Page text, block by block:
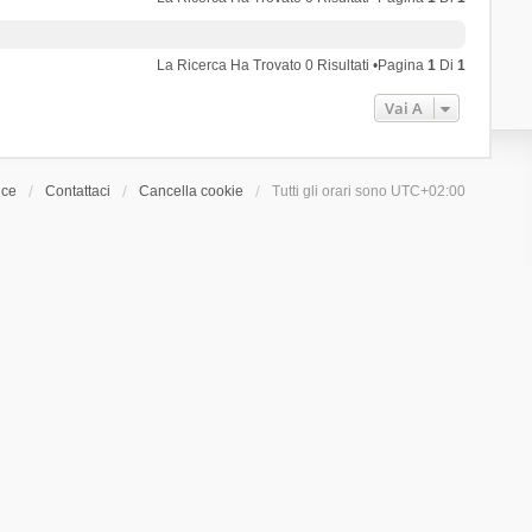
La Ricerca Ha Trovato 0 Risultati •Pagina1 Di1
Vai A
Contattaci Cancella cookie Tutti gli orari sono UTC+02:00